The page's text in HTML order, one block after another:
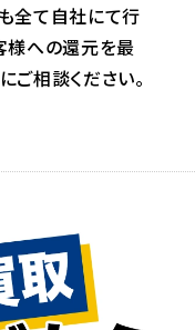
全て自社にて行
様への還元を最
ご相談ください。